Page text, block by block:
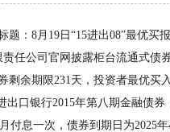
标题：8月19日“15进出08”最优买
任公司官网披露柜台流通式债
余期限231天，投资者最优买
出口银行2015年第八期金融债
付息一次，债券到期日为2025年